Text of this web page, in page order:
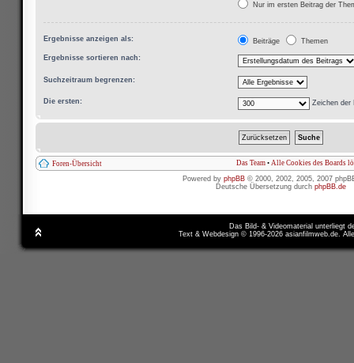
Nur im ersten Beitrag der
Ergebnisse anzeigen als: Beiträge Themen
Ergebnisse sortieren nach:
Suchzeitraum begrenzen:
Die ersten: Zeichen der
Foren-Übersicht Das Team • Alle Cookies des Boards
Powered by phpBB © 2000, 2002, 2005, 2007
Deutsche Übersetzung durch phpBB.de
Das Bild- & Videomaterial unterliegt
Text & Webdesign © 1996-2026 asianfilmweb.de.